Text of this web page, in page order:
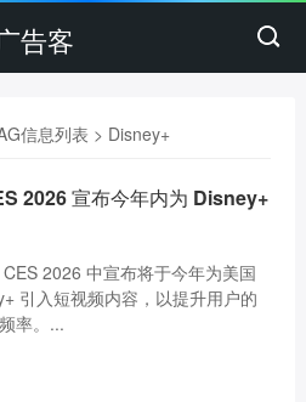
告客
信息列表 > Disney+
2026 宣布今年内为 Disney+
2026 中宣布将于今年为美国
引入短视频内容，以提升用户的
率。...